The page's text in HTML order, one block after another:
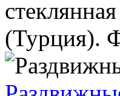
(Турция).